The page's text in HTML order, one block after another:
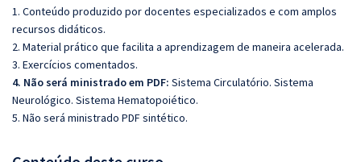
1. Conteúdo produzido por docentes especializados e com amplos
recursos didáticos.
2. Material prático que facilita a aprendizagem de maneira acelerada.
3. Exercícios comentados.
4. Não será ministrado em PDF: Sistema Circulatório. Sistema
Neurológico. Sistema Hematopoiético.
5. Não será ministrado PDF sintético.